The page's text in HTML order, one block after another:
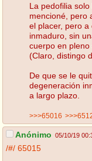
La pedofilia
mencioné, pero
el placer, pero
inmaduro, sin
cuerpo en pleno
(Claro, distingo
De que se le
degeneración
a largo plazo.
>>>65016
Anónimo 05/10/19
/#/ 65015